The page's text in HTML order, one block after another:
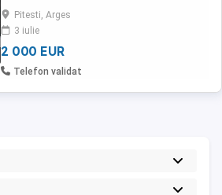
economica. Instalatia GPL ajuta la un consum
redus, foarte bun atat în oras, cat si la drum
lung. Detalii tehnice An fabricatie 2002
Combustibil ...
Pitesti, Arges
3 iulie
2 000 EUR
Telefon validat